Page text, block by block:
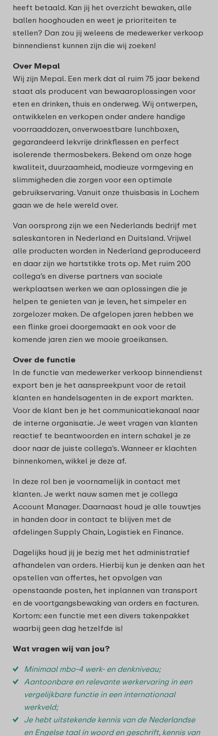
heeft betaald. Kan jij het overzicht bewaken, alle
ballen hooghouden en weet je prioriteiten te
stellen? Dan zou jij weleens de medewerker verkoop
binnendienst kunnen zijn die wij zoeken!
Over Mepal
Wij zijn Mepal. Een merk dat al ruim 75 jaar bekend
staat als producent van bewaaroplossingen voor
eten en drinken, thuis en onderweg. Wij ontwerpen,
ontwikkelen en verkopen onder andere handige
voorraaddozen, onverwoestbare lunchboxen,
gegarandeerd lekvrije drinkflessen en perfect
isolerende thermosbekers. Bekend om onze hoge
kwaliteit, duurzaamheid, modieuze vormgeving en
slimmigheden die zorgen voor een optimale
gebruikservaring. Vanuit onze thuisbasis in Lochem
gaan we de hele wereld over.
Van oorsprong zijn we een Nederlands bedrijf met
saleskantoren in Nederland en Duitsland. Vrijwel
alle producten worden in Nederland geproduceerd
en daar zijn we hartstikke trots op. Met ruim 200
collega’s en diverse partners van sociale
werkplaatsen werken we aan oplossingen die je
helpen te genieten van je leven, het simpeler en
zorgelozer maken. De afgelopen jaren hebben we
een flinke groei doorgemaakt en ook voor de
komende jaren zien we mooie groeikansen.
Over de functie
In de functie van medewerker verkoop binnendienst
export ben je het aanspreekpunt voor de retail
klanten en handelsagenten in de export markten.
Voor de klant ben je het communicatiekanaal naar
de interne organisatie. Je weet vragen van klanten
reactief te beantwoorden en intern schakel je ze
door naar de juiste collega’s. Wanneer er klachten
binnenkomen, wikkel je deze af.
In deze rol ben je voornamelijk in contact met
klanten. Je werkt nauw samen met je collega
Account Manager. Daarnaast houd je alle touwtjes
in handen door in contact te blijven met de
afdelingen Supply Chain, Logistiek en Finance.
Dagelijks houd jij je bezig met het administratief
afhandelen van orders. Hierbij kun je denken aan het
opstellen van offertes, het opvolgen van
openstaande posten, het inplannen van transport
en de voortgangsbewaking van orders en facturen.
Kortom: een functie met een divers takenpakket
waarbij geen dag hetzelfde is!
Wat vragen wij van jou?
Minimaal mbo-4 werk- en denkniveau;
Aantoonbare en relevante werkervaring in een
vergelijkbare functie in een internationaal
werkveld;
Je hebt uitstekende kennis van de Nederlandse
en Engelse taal in woord en geschrift, kennis van